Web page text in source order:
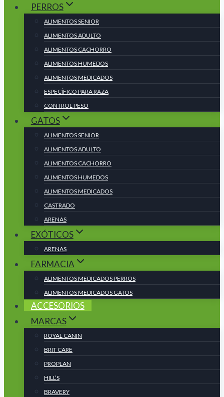
PERROS
ALIMENTOS SENIOR
ALIMENTOS ADULTO
ALIMENTOS CACHORRO
ALIMENTOS HUMEDOS
ALIMENTOS MEDICADOS
ESPECÍFICO PARA RAZA
CONTROL PESO
GATOS
ALIMENTOS SENIOR
ALIMENTOS ADULTO
ALIMENTOS CACHORRO
ALIMENTOS HUMEDOS
ALIMENTOS MEDICADOS
CASTRADO
ARENAS
EXÓTICOS
ARENAS
FARMACIA
ALIMENTOS MEDICADOS PERROS
ALIMENTOS MEDICADOS GATOS
ACCESORIOS
MARCAS
ROYAL CANIN
BRIT CARE
PROPLAN
HILL’S
BRAVERY